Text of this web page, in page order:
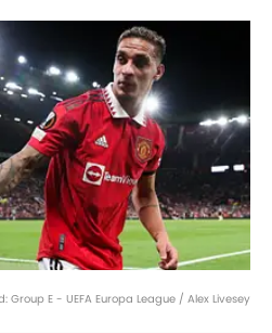
E - UEFA Europa League / Alex Livesey